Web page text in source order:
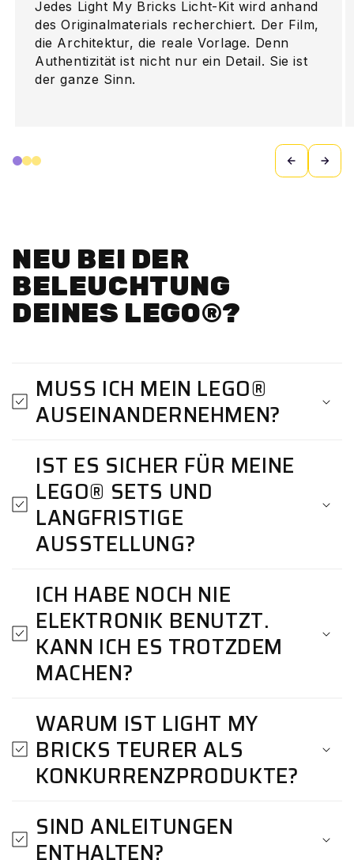
Jedes Light My Bricks Licht-Kit wird anhand
des Originalmaterials recherchiert. Der Film,
die Architektur, die reale Vorlage. Denn
Authentizität ist nicht nur ein Detail. Sie ist
der ganze Sinn.
NEU BEI DER
BELEUCHTUNG
DEINES LEGO®?
MUSS ICH MEIN LEGO®
AUSEINANDERNEHMEN?
IST ES SICHER FÜR MEINE
LEGO® SETS UND
LANGFRISTIGE
AUSSTELLUNG?
ICH HABE NOCH NIE
ELEKTRONIK BENUTZT.
KANN ICH ES TROTZDEM
MACHEN?
WARUM IST LIGHT MY
BRICKS TEURER ALS
KONKURRENZPRODUKTE?
SIND ANLEITUNGEN
ENTHALTEN?